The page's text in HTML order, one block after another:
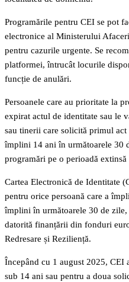
Programările pentru CEI se pot
electronice al Ministerului
pentru cazurile urgente. Se
platformei, întrucât locurile
funcție de anulări.
Persoanele care au prioritate la
expirat actul de identitate sau le
sau tinerii care solicită primul
împlini 14 ani în următoarele 30
programări pe o perioadă
Cartea Electronică de Identitate
pentru orice persoană care a
împlini în următoarele 30 de
datorită finanțării din fonduri
Redresare și Reziliență.
Începând cu 1 august 2025,
sub 14 ani sau pentru a doua